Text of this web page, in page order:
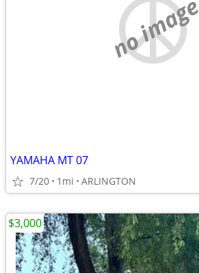
no image
YAMAHA MT 07
7/20 1mi ARLINGTON
$3,000